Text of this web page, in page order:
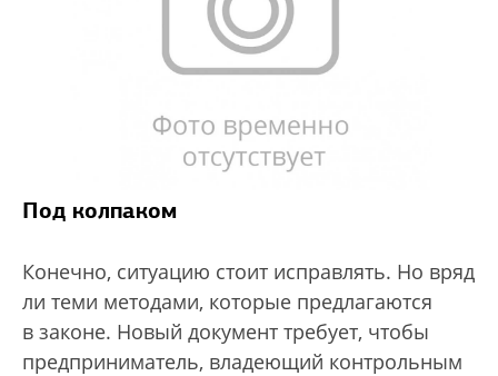
Под колпаком
Конечно, ситуацию стоит исправлять. Но вряд
ли теми методами, которые предлагаются
в законе. Новый документ требует, чтобы
предприниматель, владеющий контрольным